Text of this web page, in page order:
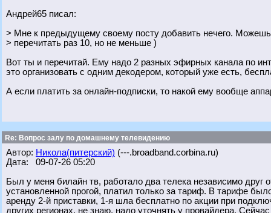
Андрей65 писал:
> Мне к предыдущему своему посту добавить нечего. Можешь
> перечитать раз 10, но не меньше )
Вот ты и перечитай. Ему надо 2 разных эфирных канала по
это организовать с одним декодером, который уже есть,
А если платить за онлайн-подписки, то накой ему вообще
Re: Вопрос залу по домашнему телевидению
Автор: Никола(питерский) (---.broadband.corbina.ru)
Дата: 09-07-26 05:20
Был у меня билайн тв, работало два телека независимо друг
установленной прогой, платил только за тариф. В тарифе
аренду 2-й приставки, 1-я шла бесплатно по акции при
других регионах, не знаю, надо уточнять у провайдера.